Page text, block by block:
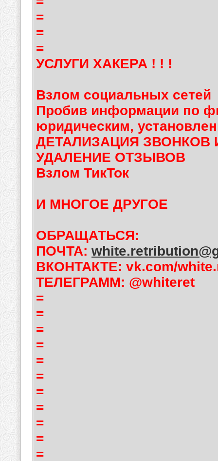
=
=
=
УСЛУГИ ХАКЕРА ! ! !
Взлом социальных сетей
Пробив информации по
юридическим,
ДЕТАЛИЗАЦИЯ ЗВОНКОВ
УДАЛЕНИЕ ОТЗЫВОВ
Взлом ТикТок
И МНОГОЕ ДРУГОЕ
ОБРАЩАТЬСЯ:
ПОЧТА:
ВКОНТАКТЕ: vk.com/
ТЕЛЕГРАММ: @whiteret
=
=
=
=
=
=
=
=
=
=
=